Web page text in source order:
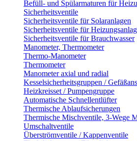
Befüll- und Spülarmaturen für
Sicherheitsventile
Sicherheitsventile für Solaranlagen
Sicherheitsventile für
Sicherheitsventile für Brauchwasser
Manometer, Thermometer
Thermo-Manometer
Thermometer
Manometer axial und radial
Kesselsicherheitsgruppen /
Heizkreisset / Pumpengruppe
Automatische Schnellentlüfter
Thermische Ablaufsicherungen
Thermische Mischventile, 3-Wege
Umschaltventile
Überströmventile / Kappenventile